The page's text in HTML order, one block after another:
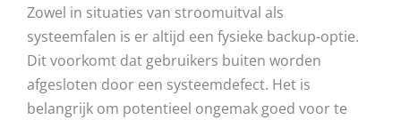
Zowel in situaties van stroomuitval als
systeemfalen is er altijd een fysieke backup-optie.
Dit voorkomt dat gebruikers buiten worden
afgesloten door een systeemdefect. Het is
belangrijk om potentieel ongemak goed voor te